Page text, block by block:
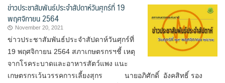
ข่าวประชาสัมพันธ์ประจำสัปดาห์วันศุกร์ที่ 19
พฤศจิกายน 2564
November 20, 2021
ข่าวประชาสัมพันธ์ประจำสัปดาห์วันศุกร์ที่
19 พฤศจิกายน 2564 สภาเกษตรกรฯชี้ เหตุ
จากโรคระบาดและอาหารสัตว์แพง แนะ
เกษตรกรเว้นวรรคการเลี้ยงสุกร นายอภิศักดิ์ อังคสิทธิ์ รอง